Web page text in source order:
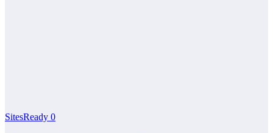
SitesReady 0